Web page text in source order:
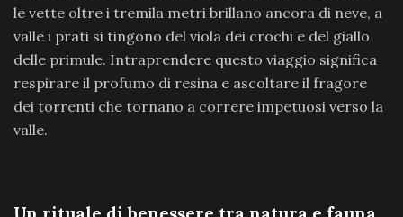
le vette oltre i tremila metri brillano ancora di neve, a
valle i prati si tingono del viola dei crochi e del giallo
delle primule. Intraprendere questo viaggio significa
respirare il profumo di resina e ascoltare il fragore
dei torrenti che tornano a correre impetuosi verso la
valle.